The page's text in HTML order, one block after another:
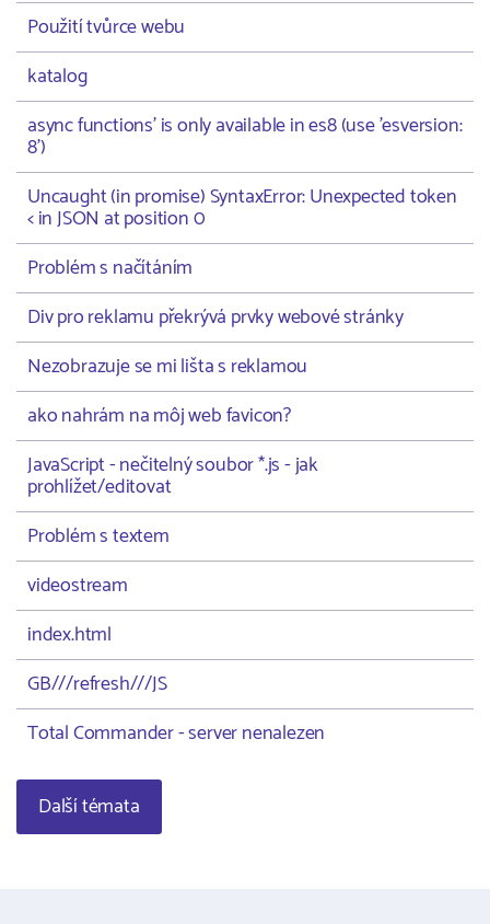
Použití tvůrce webu
katalog
async functions' is only available in es8 (use 'esversion:
8')
Uncaught (in promise) SyntaxError: Unexpected token
< in JSON at position 0
Problém s načítáním
Div pro reklamu překrývá prvky webové stránky
Nezobrazuje se mi lišta s reklamou
ako nahrám na môj web favicon?
JavaScript - nečitelný soubor *.js - jak
prohlížet/editovat
Problém s textem
videostream
index.html
GB///refresh///JS
Total Commander - server nenalezen
Další témata